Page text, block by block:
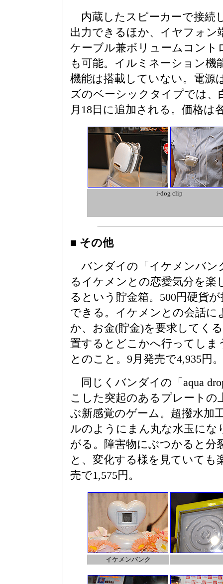
内蔵したスピーカーで接続
出力できるほか、イヤフォン
ケーブル兼ボリュームコント
も可能。イルミネーション機
機能は搭載していない。電源
ズのベーシックタイプでは、
月18日に追加される。価格は
i-dog clip
■ その他
バンダイの「イケメンバン
るイケメンとの恋愛気分を楽
るという貯金箱。500円硬貨
できる。イケメンとの会話に
か、お金(貯金)を要求してく
置するとどこかへ行ってしま
とのこと。9月発売で4,935円。
同じくバンダイの「aqua
こした突起のあるプレートの
ぶ新感覚のゲーム。超撥水加
ルのようにまん丸な水玉にな
がる。障害物にぶつかると分
と、変化する様を見ていても
売で1,575円。
イケメンバンク